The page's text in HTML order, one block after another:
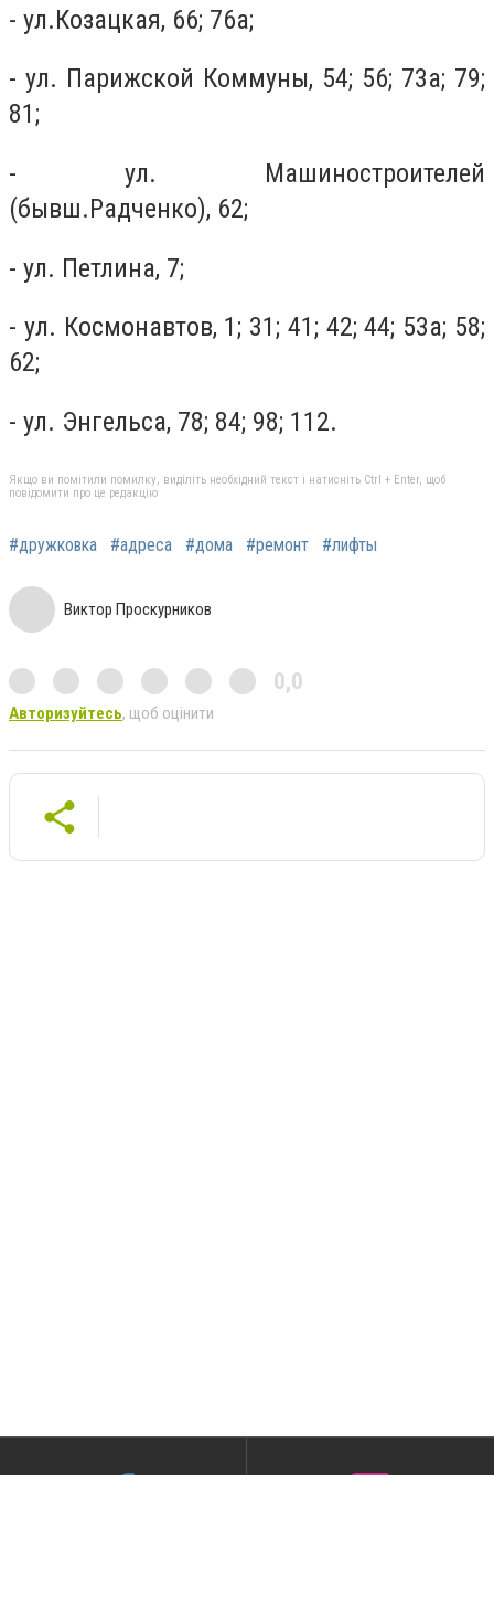
- ул.Козацкая, 66; 76а;
- ул. Парижской Коммуны, 54; 56; 73а; 79;
81;
- ул. Машиностроителей
(бывш.Радченко), 62;
- ул. Петлина, 7;
- ул. Космонавтов, 1; 31; 41; 42; 44; 53а; 58;
62;
- ул. Энгельса, 78; 84; 98; 112.
Якщо ви помітили помилку, виділіть необхідний текст і натисніть Ctrl + Enter, щоб
повідомити про це редакцію
#дружковка #адреса #дома #ремонт #лифты
Виктор Проскурников
0,0
Авторизуйтесь, щоб оцінити